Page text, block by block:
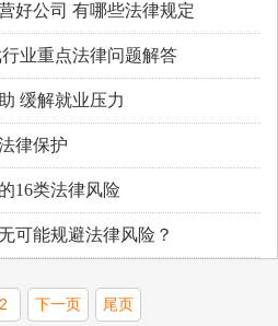
好公司 有哪些法律规定
业重点法律问题解答
缓解就业压力
律保护
16类法律风险
可能规避法律风险？
2 下一页 尾页